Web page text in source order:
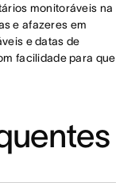
monitoráveis na
e afazeres em
e datas de
facilidade para que